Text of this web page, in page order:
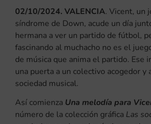
02/10/2024. VALENCIA. Vicent, un
síndrome de Down, acude un día
hermana a ver un partido de fútbol,
fascinando al muchacho no es el
de música que anima el partido. Ese
una puerta a un colectivo acogedor y
sociedad musical.
Así comienza Una melodía para
número de la colección gráfica Las